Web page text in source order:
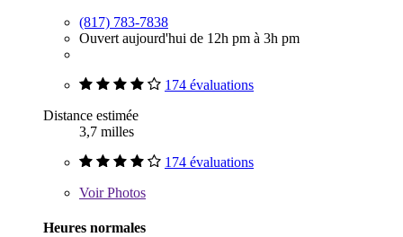
(817) 783-7838
Ouvert aujourd'hui de 12h pm à 3h pm
174 évaluations
Distance estimée
3,7 milles
174 évaluations
VoirPhotos
Heures normales